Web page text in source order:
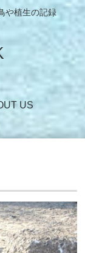
や植生の記録
US